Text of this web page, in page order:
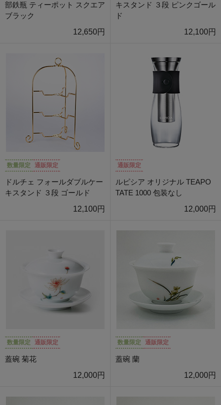
部鉄瓶 ティーポット スクエア
ブラック
12,650円
キスタンド ３段 ピンクゴール
ド
12,100円
数量限定 通販限定
ドルチェ フォールダブルケー
キスタンド ３段 ゴールド
12,100円
通販限定
ルピシア オリジナル TEAPO
TATE 1000 包装なし
12,000円
数量限定 通販限定
蓋碗 菊花
12,000円
数量限定 通販限定
蓋碗 蘭
12,000円